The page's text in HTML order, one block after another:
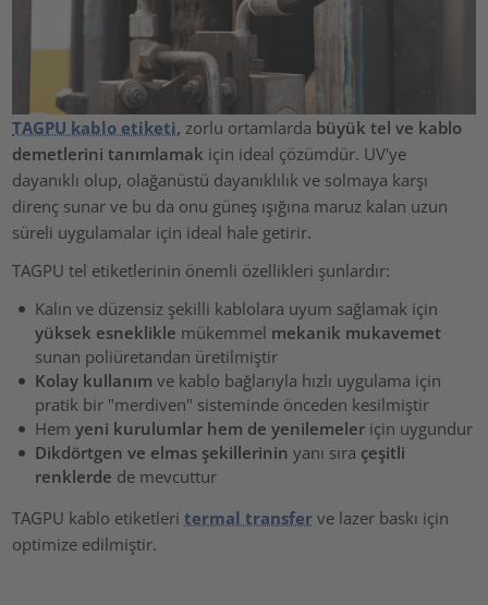
TAGPU kablo etiketi, zorlu ortamlarda büyük tel ve kablo
demetlerini tanımlamak için ideal çözümdür. UV'ye
dayanıklı olup, olağanüstü dayanıklılık ve solmaya karşı
direnç sunar ve bu da onu güneş ışığına maruz kalan uzun
süreli uygulamalar için ideal hale getirir.
TAGPU tel etiketlerinin önemli özellikleri şunlardır:
Kalın ve düzensiz şekilli kablolara uyum sağlamak için
yüksek esneklikle mükemmel mekanik mukavemet
sunan poliüretandan üretilmiştir
Kolay kullanım ve kablo bağlarıyla hızlı uygulama için
pratik bir "merdiven" sisteminde önceden kesilmiştir
Hem yeni kurulumlar hem de yenilemeleriçin uygundur
Dikdörtgen ve elmas şekillerinin yanı sıra çeşitli
renklerde de mevcuttur
TAGPU kablo etiketleritermal transfer ve lazer baskı için
optimize edilmiştir.